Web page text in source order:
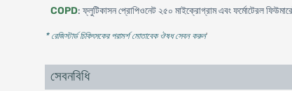
COPD: ফ্লুটিকাসন প্রোপিওনেট ২৫০ মাইক্রোগ্রাম এবং ফর্মোটেরল
* রেজিস্টার্ড চিকিৎসকের পরামর্শ মোতাবেক ঔষধ সেবন করুন'
সেবনবিধি